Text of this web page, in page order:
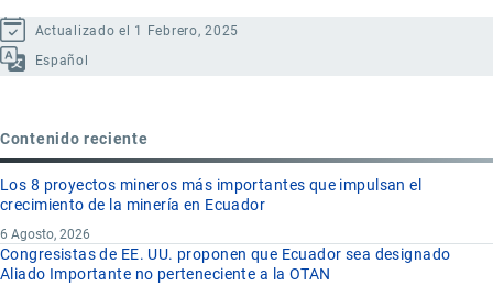
Actualizado el 1 Febrero, 2025
Español
Contenido reciente
Los 8 proyectos mineros más importantes que impulsan el
crecimiento de la minería en Ecuador
6 Agosto, 2026
Congresistas de EE. UU. proponen que Ecuador sea designado
Aliado Importante no perteneciente a la OTAN